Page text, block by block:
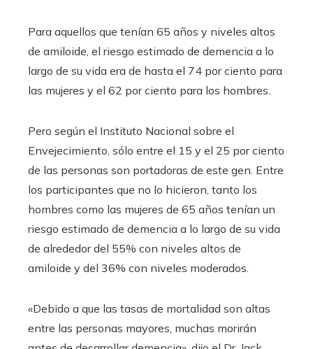
Para aquellos que tenían 65 años y niveles altos
de amiloide, el riesgo estimado de demencia a lo
largo de su vida era de hasta el 74 por ciento para
las mujeres y el 62 por ciento para los hombres.
Pero según el Instituto Nacional sobre el
Envejecimiento, sólo entre el 15 y el 25 por ciento
de las personas son portadoras de este gen. Entre
los participantes que no lo hicieron, tanto los
hombres como las mujeres de 65 años tenían un
riesgo estimado de demencia a lo largo de su vida
de alrededor del 55% con niveles altos de
amiloide y del 36% con niveles moderados.
«Debido a que las tasas de mortalidad son altas
entre las personas mayores, muchas morirán